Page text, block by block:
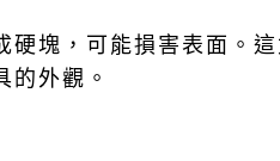
硬塊，可能損害表面。
的外觀。